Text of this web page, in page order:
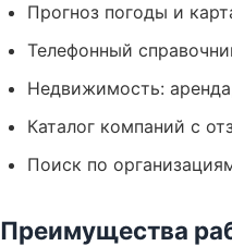
Прогноз погоды и
Телефонный
Недвижимость:
Каталог компаний с
Поиск по
Преимущества